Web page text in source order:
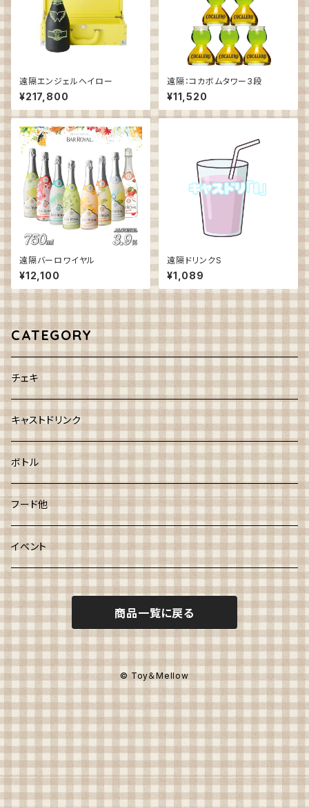
遠隔エンジェルヘイロー
¥217,800
遠隔：コカボムタワー3段
¥11,520
遠隔バーロワイヤル
¥12,100
遠隔ドリンクS
¥1,089
CATEGORY
チェキ
キャストドリンク
ボトル
フード他
イベント
商品一覧に戻る
© Toy＆Mellow